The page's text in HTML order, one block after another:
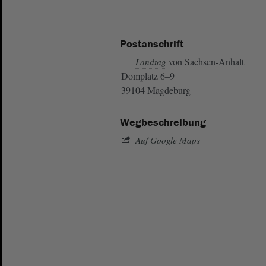
Postanschrift
Landtag von Sachsen-Anhalt
Domplatz 6–9
39104 Magdeburg
Wegbeschreibung
Auf Google Maps